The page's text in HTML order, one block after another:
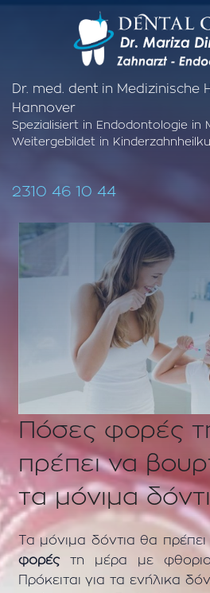
Dr. med. dent in Medizinische
Hannover
Spezialisiert in Endodontologie in
Weitergebildet in
2310 46 10 44
Πόσες φορές
πρέπει να
τα μόνιμα
Τα μόνιμα δόντια θα πρέπει
φορέςτη μέρα με
Πρόκειται για τα ενήλικα